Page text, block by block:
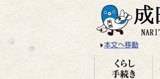
本文へ移動